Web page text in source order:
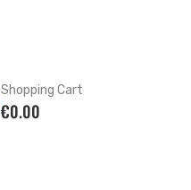
Shopping Cart
€0.00